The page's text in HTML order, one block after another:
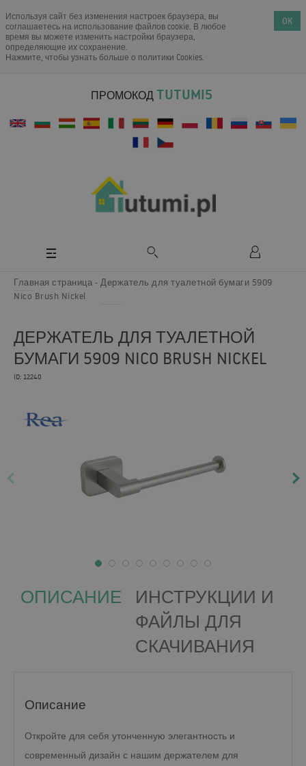
Используя сайт без изменения настроек браузера, вы
соглашаетесь на использование файлов cookie. В любое
время вы можете изменить настройки браузера,
определяющие их сохранение.
Нажмите, чтобы узнать больше о политики Cookies.
OK
ПРОМОКОД TUTUMI5
Главная страница
Держатель для туалетной бумаги 5909
Nico Brush Nickel
ДЕРЖАТЕЛЬ ДЛЯ ТУАЛЕТНОЙ
БУМАГИ 5909 NICO BRUSH NICKEL
ID: 12240
ОПИСАНИЕ
ИНСТРУКЦИИ И
ФАЙЛЫ ДЛЯ
СКАЧИВАНИЯ
Описание
Откройте для себя утонченную элегантность и
современный дизайн с нашим держателем для